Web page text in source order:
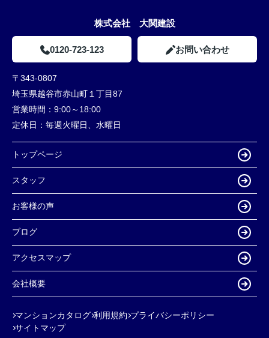
株式会社 大関建設
0120-723-123 お問い合わせ
〒343-0807
埼玉県越谷市赤山町１丁目87
営業時間： 9:00～18:00
定休日： 毎週火曜日、水曜日
トップページ
スタッフ
お客様の声
ブログ
アクセスマップ
会社概要
マンションカタログ 利用規約 プライバシーポリシー
サイトマップ